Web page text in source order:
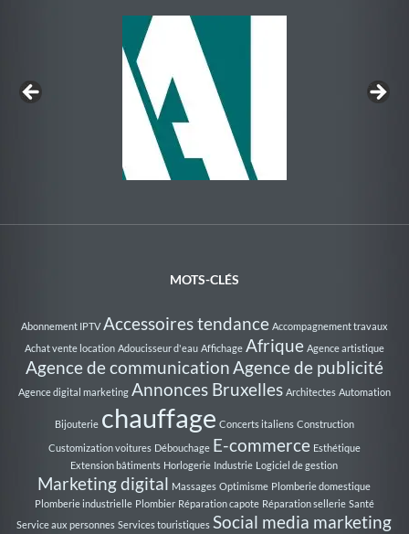
Au Rythme de la Nage
MOTS-CLÉS
Abonnement IPTV Accessoires tendance Accompagnement travaux
Achat vente location Adoucisseur d'eau Affichage Afrique Agence artistique
Agence de communicationAgence de publicité
Agence digital marketing Annonces Bruxelles Architectes Automation
Bijouterie chauffage Concerts italiens Construction
Customization voitures Débouchage E-commerce Esthétique
Extension bâtiments Horlogerie Industrie Logiciel de gestion
Marketing digital Massages Optimisme Plomberie domestique
Plomberie industrielle Plombier Réparation capote Réparation sellerie Santé
Service aux personnes Services touristiques Social media marketing